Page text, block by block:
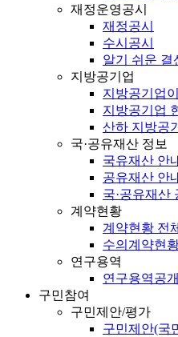
재정운영공시
재정공시
수시공시
알기 쉬운 결
지방공기업
지방공기업
지방공기업
산하 지방공
국·공유재산 정보
국유재산 안
공유재산 안
국·공유재산
계약현황
계약현황 전
수의계약현
연구용역
연구용역공
구민참여
구민제안/평가
구민제안(국